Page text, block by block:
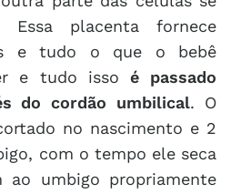
placenta fornece
e tudo o que o bebê
e tudo isso é passado
do cordão umbilical. O
no nascimento e 2
com o tempo ele seca
ao umbigo propriamente